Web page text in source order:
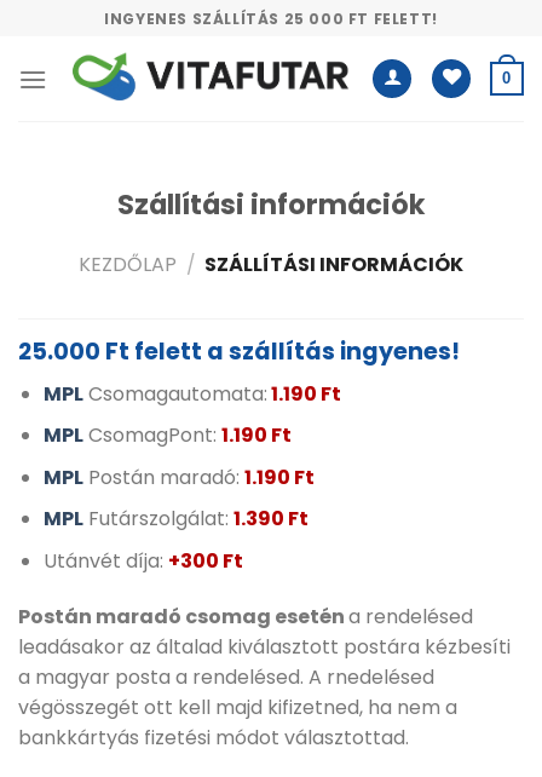
content
INGYENES SZÁLLÍTÁS 25 000 FT FELETT!
0
Szállítási információk
KEZDŐLAP / SZÁLLÍTÁSI INFORMÁCIÓK
25.000 Ft felett a szállítás ingyenes!
MPLCsomagautomata:1.190 Ft
MPLCsomagPont: 1.190 Ft
MPLPostán maradó: 1.190 Ft
MPLFutárszolgálat: 1.390 Ft
Utánvét díja: +300 Ft
Postán maradó csomag eseténa rendelésed
leadásakor az általad kiválasztott postára kézbesíti
a magyar posta a rendelésed. A rnedelésed
végösszegét ott kell majd kifizetned, ha nem a
bankkártyás fizetési módot választottad.